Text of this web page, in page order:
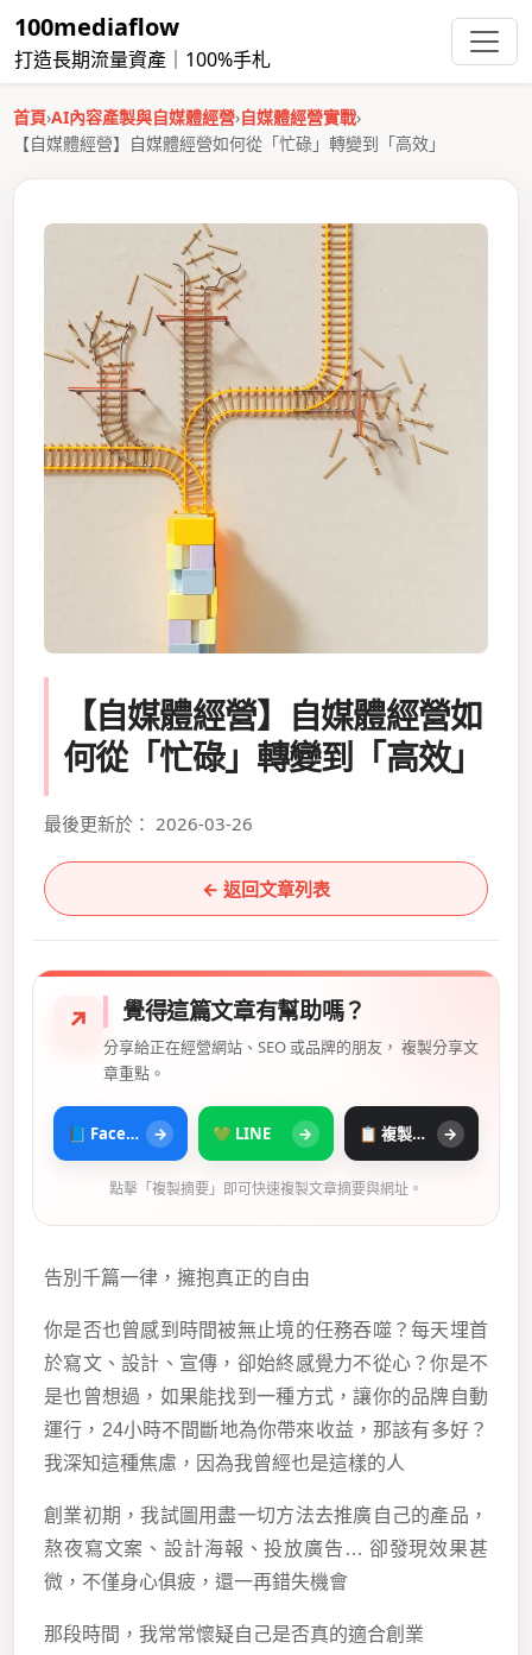
100mediaflow
打造長期流量資產｜100%手札
首頁›AI內容產製與自媒體經營›自媒體經營實戰›
【自媒體經營】自媒體經營如何從「忙碌」轉變到「高效」
【自媒體經營】自媒體經營如
何從「忙碌」轉變到「高效」
最後更新於： 2026-03-26
← 返回文章列表
↗ 覺得這篇文章有幫助嗎？
分享給正在經營網站、SEO 或品牌的朋友， 複製分享文
章重點。
📘 Facebook → 💚 LINE → 📋 複製摘要 →
點擊「複製摘要」即可快速複製文章摘要與網址。
告別千篇一律，擁抱真正的自由
你是否也曾感到時間被無止境的任務吞噬？每天埋首
於寫文、設計、宣傳，卻始終感覺力不從心？你是不
是也曾想過，如果能找到一種方式，讓你的品牌自動
運行，24小時不間斷地為你帶來收益，那該有多好？
我深知這種焦慮，因為我曾經也是這樣的人
創業初期，我試圖用盡一切方法去推廣自己的產品，
熬夜寫文案、設計海報、投放廣告… 卻發現效果甚
微，不僅身心俱疲，還一再錯失機會
那段時間，我常常懷疑自己是否真的適合創業